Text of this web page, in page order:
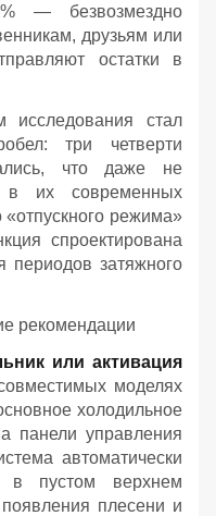
— безвозмездно
друзьям или
остатки в
исследования стал
три четверти
что даже не
в их современных
«отпускного режима»
спроектирована
периодов затяжного
рекомендации
или активация
моделях
холодильное
панели управления
автоматически
в пустом верхнем
плесени и